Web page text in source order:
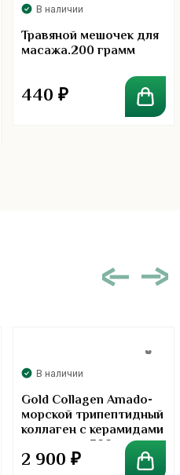
В наличии
Травяной мешочек для
масажа.200 грамм
440 ₽
В наличии
Gold Collagen Amado-
морской трипептидный
коллаген с керамидами
в порошке. 300 грамм
2 900 ₽